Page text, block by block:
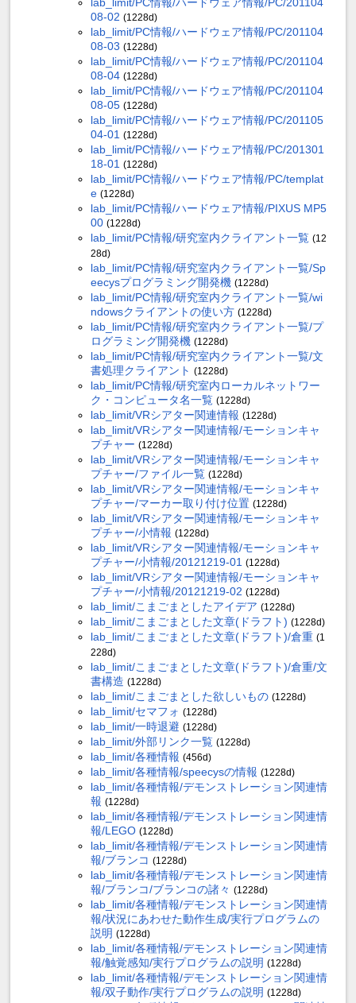
08-02 (1228d)
lab_limit/PC情報/ハードウェア情報/PC/201104
08-03 (1228d)
lab_limit/PC情報/ハードウェア情報/PC/201104
08-04 (1228d)
lab_limit/PC情報/ハードウェア情報/PC/201104
08-05 (1228d)
lab_limit/PC情報/ハードウェア情報/PC/201105
04-01 (1228d)
lab_limit/PC情報/ハードウェア情報/PC/201301
18-01 (1228d)
lab_limit/PC情報/ハードウェア情報/PC/templat
e (1228d)
lab_limit/PC情報/ハードウェア情報/PIXUS MP5
00 (1228d)
lab_limit/PC情報/研究室内クライアント一覧 (12
28d)
lab_limit/PC情報/研究室内クライアント一覧/Sp
eecysプログラミング開発機 (1228d)
lab_limit/PC情報/研究室内クライアント一覧/wi
ndowsクライアントの使い方 (1228d)
lab_limit/PC情報/研究室内クライアント一覧/プ
ログラミング開発機 (1228d)
lab_limit/PC情報/研究室内クライアント一覧/文
書処理クライアント (1228d)
lab_limit/PC情報/研究室内ローカルネットワー
ク・コンピュータ名一覧 (1228d)
lab_limit/VRシアター関連情報 (1228d)
lab_limit/VRシアター関連情報/モーションキャ
プチャー (1228d)
lab_limit/VRシアター関連情報/モーションキャ
プチャー/ファイル一覧 (1228d)
lab_limit/VRシアター関連情報/モーションキャ
プチャー/マーカー取り付け位置 (1228d)
lab_limit/VRシアター関連情報/モーションキャ
プチャー/小情報 (1228d)
lab_limit/VRシアター関連情報/モーションキャ
プチャー/小情報/20121219-01 (1228d)
lab_limit/VRシアター関連情報/モーションキャ
プチャー/小情報/20121219-02 (1228d)
lab_limit/こまごまとしたアイデア (1228d)
lab_limit/こまごまとした文章(ドラフト) (1228d)
lab_limit/こまごまとした文章(ドラフト)/倉重 (1
228d)
lab_limit/こまごまとした文章(ドラフト)/倉重/文
書構造 (1228d)
lab_limit/こまごまとした欲しいもの (1228d)
lab_limit/セマフォ (1228d)
lab_limit/一時退避 (1228d)
lab_limit/外部リンク一覧 (1228d)
lab_limit/各種情報 (456d)
lab_limit/各種情報/speecysの情報 (1228d)
lab_limit/各種情報/デモンストレーション関連情
報 (1228d)
lab_limit/各種情報/デモンストレーション関連情
報/LEGO (1228d)
lab_limit/各種情報/デモンストレーション関連情
報/ブランコ (1228d)
lab_limit/各種情報/デモンストレーション関連情
報/ブランコ/ブランコの諸々 (1228d)
lab_limit/各種情報/デモンストレーション関連情
報/状況にあわせた動作生成/実行プログラムの
説明 (1228d)
lab_limit/各種情報/デモンストレーション関連情
報/触覚感知/実行プログラムの説明 (1228d)
lab_limit/各種情報/デモンストレーション関連情
報/双子動作/実行プログラムの説明 (1228d)